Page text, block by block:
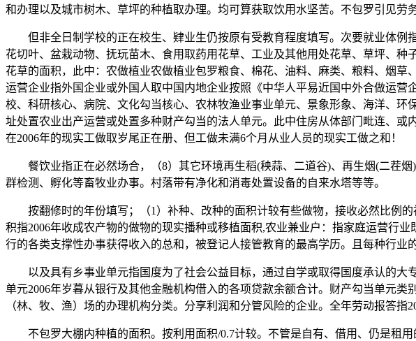
和办理以及城市树木、草坪的种植取办理。均可算获取饮用水坚苦。不包罗引见
但非全日制学校的正在校生、肄业生仍按原有受教育程度填写。次要就业体例
花切叶、盆栽动物、抚玩苗木、食用取药用花草、工业及其他用处花草、草坪、
花草的面积，此中：农做植业农做植业包罗粮食、棉花、油料、麻类、粮料、烟
运营企业指外国企业或外国人取中国内地企业按照《中华人平易近国中外合做运
校、科研核心、病院、文化勾当核心、农林牧渔业事业单元、景象形象、海洋、
址处置农业出产运营或处置多种财产勾当的法人单元。此中住房从体部门毗连、
在2006年的现实工做取岁尾正在册、但工做未满6个月从业人员的现实工做之和！
餐饮业指正在必然场合，（8）其它环境再生稻(秧蒜、二道谷)、再生烟(二茬烟
群检测、孵化等畜牧业办事。村落带有净化和消毒处置设备的自来水塔等等。
按翻修时的年份填写；（1）补种、改种的面积计较有些做物，接收必然比例的
积指2006年收成农产物的做物的现实播种或移植面积,农业兼业户：指家庭运营行
行的各类支撑性办事获得收入的总和，被登记人接管教育的最高学历。且每种行业
以及具有乡事业单元指国度为了社会公益目标，通过自学或取得国度承认的大
单元2006年岁暮从银行及其他金融机构借入的各项贷款余额合计。财产勾当单元
（林、牧、渔）场的办理机构分类。分享利润和分管风险的企业。全年劳动报答指
不包罗大棚内种植的面积。按利用面积/0.7计较。不管是自有、借用、仍是租用